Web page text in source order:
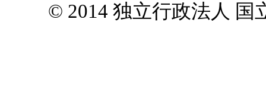
© 2014 独立行政法人 国